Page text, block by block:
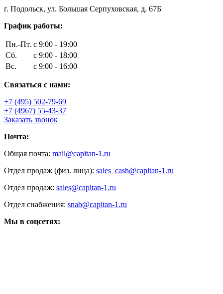
г. Подольск, ул. Большая Серпуховская, д. 67Б
График работы:
Пн.-Пт. с 9:00 - 19:00
Сб.
с 9:00 - 18:00
Вс.
с 9:00 - 16:00
Связаться с нами:
+7 (495) 502-79-69
+7 (4967) 55-43-37
Заказать звонок
Почта:
Общая почта: mail@capitan-1.ru
Отдел продаж (физ. лица): sales_cash@capitan-1.ru
Отдел продаж: sales@capitan-1.ru
Отдел снабжения: snab@capitan-1.ru
Мы в соцсетях: